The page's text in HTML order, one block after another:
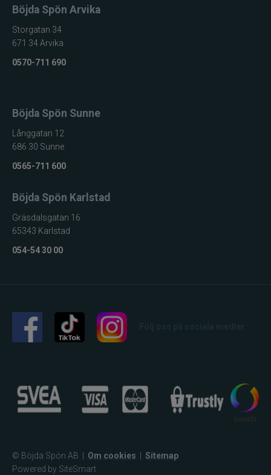
Böjda Spön Arvika
Storgatan 34
671 34 Arvika
0570-711 690
Böjda Spön Sunne
Långgatan 12
686 30 Sunne
0565-711 600
Böjda Spön Karlstad
Gräsdalsgatan 16
65343 Karlstad
054-54 30 00
© Böjda Spön AB Om cookies
Sitemap
Powered by SiteSmart